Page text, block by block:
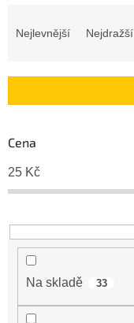
n
r
o
d
u
t
ů
Nejlevnější Nejdražší
Cena
25 Kč
Na skladě 33